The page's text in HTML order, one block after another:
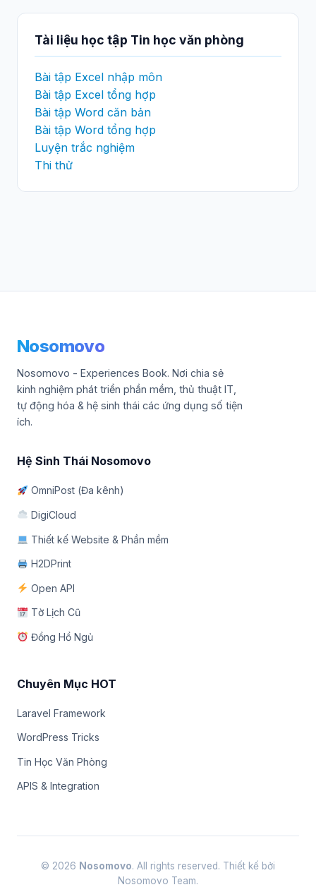
Tài liệu học tập Tin học văn phòng
Bài tập Excel nhập môn
Bài tập Excel tổng hợp
Bài tập Word căn bản
Bài tập Word tổng hợp
Luyện trắc nghiệm
Thi thử
Nosomovo
Nosomovo - Experiences Book. Nơi chia sẻ
kinh nghiệm phát triển phần mềm, thủ thuật IT,
tự động hóa & hệ sinh thái các ứng dụng số tiện
ích.
Hệ Sinh Thái Nosomovo
OmniPost (Đa kênh)
DigiCloud
Thiết kế Website & Phần mềm
H2DPrint
Open API
Tờ Lịch Cũ
Đồng Hồ Ngủ
Chuyên Mục HOT
Laravel Framework
WordPress Tricks
Tin Học Văn Phòng
APIS & Integration
© 2026 Nosomovo. All rights reserved. Thiết kế bởi
Nosomovo Team.